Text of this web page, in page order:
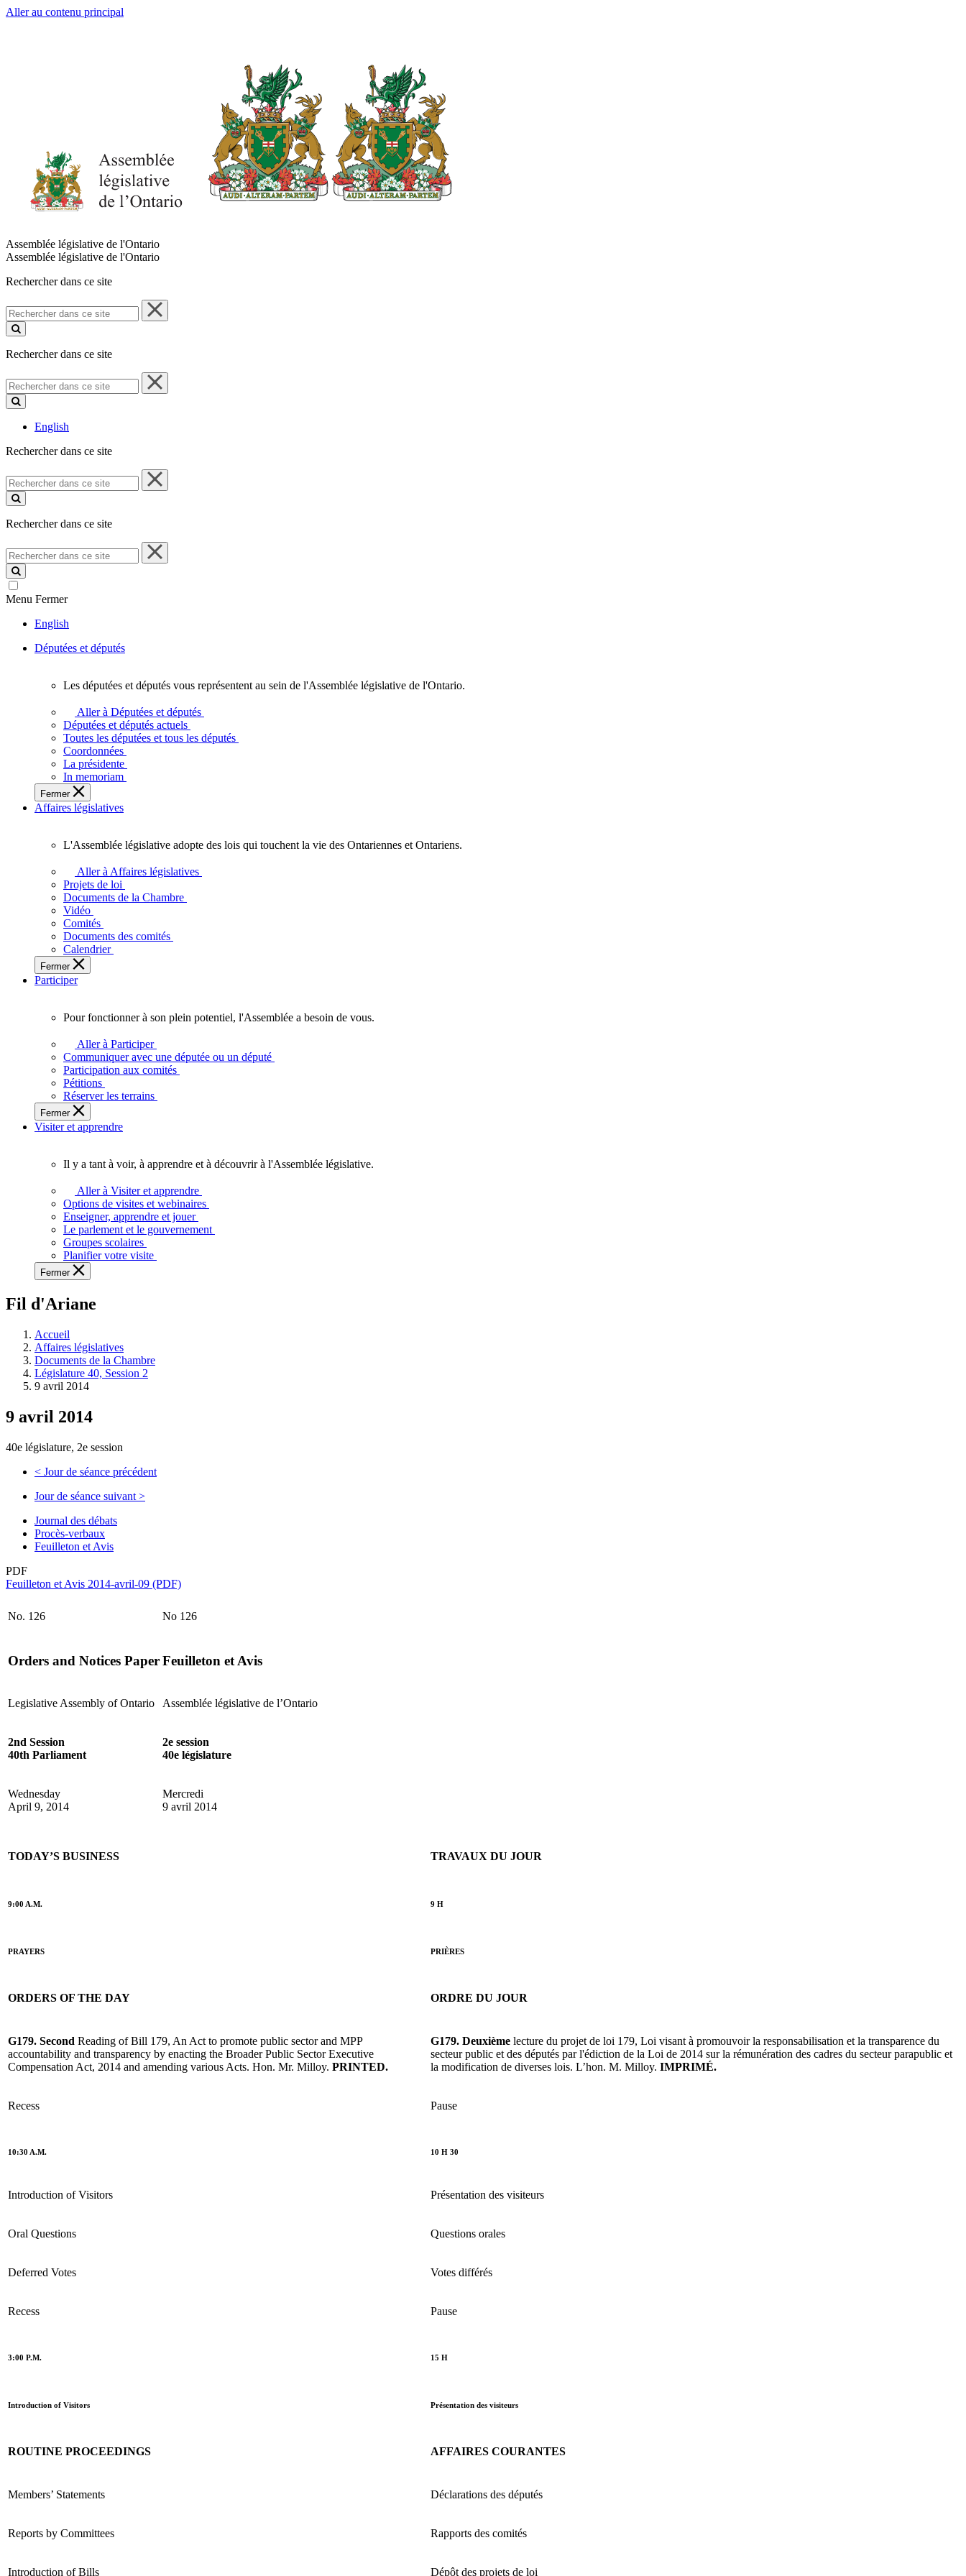
Aller au contenu principal
Assemblée législative de l'Ontario
Assemblée législative de l'Ontario
Rechercher dans ce site
Rechercher
dans
ce
Rechercher dans ce site
Rechercher
dans
ce
English
Rechercher dans ce site
Rechercher
dans
ce
Rechercher dans ce site
Rechercher
dans
ce
site
Menu Fermer
English
Députées et députés
députées
députés
vous
représentent
sein
de
l'Assemblée
l'Ontario.
Les députées et députés vous représentent au sein de l'Assemblée législative de l'Ontario.
Aller à Députées et députés
Députées et députés actuels
Toutes les députées et tous les députés
Coordonnées
La présidente
In memoriam
Fermer
Affaires législatives
législative
adopte
touchent
vie
des
Ontariennes
Ontariens.
L'Assemblée législative adopte des lois qui touchent la vie des Ontariennes et Ontariens.
Aller à Affaires législatives
Projets de loi
Documents de la Chambre
Vidéo
Comités
Documents des comités
Calendrier
Fermer
Participer
fonctionner
plein
potentiel,
l'Assemblée
a
besoin
Pour fonctionner à son plein potentiel, l'Assemblée a besoin de vous.
Aller à Participer
Communiquer avec une députée ou un député
Participation aux comités
Pétitions
Réserver les terrains
Fermer
Visiter et apprendre
voir,
apprendre
et
découvrir
l'Assemblée
législative.
Il y a tant à voir, à apprendre et à découvrir à l'Assemblée législative.
Aller à Visiter et apprendre
Options de visites et webinaires
Enseigner, apprendre et jouer
Le parlement et le gouvernement
Groupes scolaires
Planifier votre visite
Fermer
Fil d'Ariane
Accueil
Affaires législatives
Documents de la Chambre
Législature 40, Session 2
9 avril 2014
9 avril 2014
40e législature, 2e session
< Jour de séance précédent
Jour de séance suivant >
Journal des débats
Procès-verbaux
Feuilleton et Avis
PDF
Feuilleton et Avis 2014-avril-09 (PDF)
No. 126 No 126
Orders and Notices PaperFeuilleton et Avis
Legislative Assembly of Ontario Assemblée législative de l’Ontario
2nd Session
40th Parliament
2e session
40e législature
Wednesday
April 9, 2014
Mercredi
9 avril 2014
TODAY’S BUSINESS TRAVAUX DU JOUR
9:00 A.M. 9 H
PRAYERS PRIÈRES
ORDERS OF THE DAY ORDRE DU JOUR
G179. Second Reading of Bill 179, An Act to promote public sector and MPP
accountability and transparency by enacting the Broader Public Sector Executive
Compensation Act, 2014 and amending various Acts. Hon. Mr. Milloy. PRINTED.
G179. Deuxième lecture du projet de loi 179, Loi visant à promouvoir la responsabilisation et la transparence du
secteur public et des députés par l'édiction de la Loi de 2014 sur la rémunération des cadres du secteur parapublic et
la modification de diverses lois. L’hon. M. Milloy. IMPRIMÉ.
Recess Pause
10:30 A.M. 10 H 30
Introduction of Visitors Présentation des visiteurs
Oral Questions Questions orales
Deferred Votes Votes différés
Recess Pause
3:00 P.M. 15 H
Introduction of Visitors Présentation des visiteurs
ROUTINE PROCEEDINGS AFFAIRES COURANTES
Members’ Statements Déclarations des députés
Reports by Committees Rapports des comités
Introduction of Bills Dépôt des projets de loi